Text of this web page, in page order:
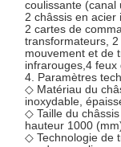
coulissante (canal
2 châssis en acier
2 cartes de
transformateurs,
mouvement et de
infrarouges,4
4. Paramètres
◇ Matériau du
inoxydable,
◇ Taille du
hauteur 1000
◇ Technologie de